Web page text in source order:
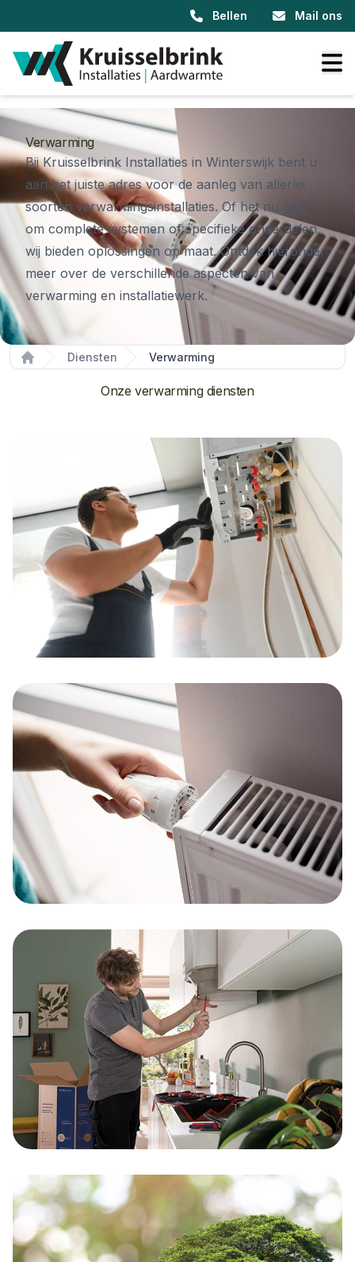
Bellen Mail ons
Verwarming
Bij Kruisselbrink Installaties in Winterswijk bent u
aan het juiste adres voor de aanleg van allerlei
soorten verwarmingsinstallaties. Of het nu gaat
om complete systemen of specifieke onderdelen,
wij bieden oplossingen op maat. Ontdek hieronder
meer over de verschillende aspecten van
verwarming en installatiewerk.
Home
Diensten Verwarming
Onze verwarming diensten
CV-Ketels
Lees verder
Verwarmingsystemen
Lees verder
Boilers
Lees verder